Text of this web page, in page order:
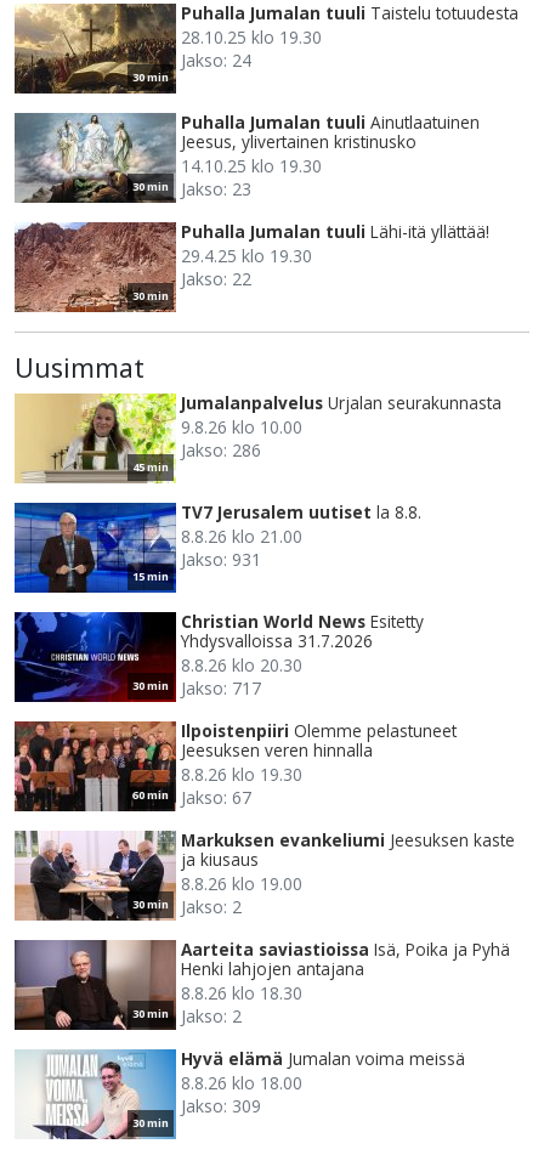
30 min
Puhalla Jumalan tuuli Taistelu totuudesta
28.10.25 klo 19.30
Jakso: 24
30 min
Puhalla Jumalan tuuli Ainutlaatuinen
Jeesus, ylivertainen kristinusko
14.10.25 klo 19.30
Jakso: 23
30 min
Puhalla Jumalan tuuli Lähi-itä yllättää!
29.4.25 klo 19.30
Jakso: 22
Uusimmat
45 min
Jumalanpalvelus Urjalan seurakunnasta
9.8.26 klo 10.00
Jakso: 286
15 min
TV7 Jerusalem uutiset la 8.8.
8.8.26 klo 21.00
Jakso: 931
30 min
Christian World News Esitetty
Yhdysvalloissa 31.7.2026
8.8.26 klo 20.30
Jakso: 717
60 min
Ilpoistenpiiri Olemme pelastuneet
Jeesuksen veren hinnalla
8.8.26 klo 19.30
Jakso: 67
30 min
Markuksen evankeliumi Jeesuksen kaste
ja kiusaus
8.8.26 klo 19.00
Jakso: 2
30 min
Aarteita saviastioissa Isä, Poika ja Pyhä
Henki lahjojen antajana
8.8.26 klo 18.30
Jakso: 2
30 min
Hyvä elämä Jumalan voima meissä
8.8.26 klo 18.00
Jakso: 309